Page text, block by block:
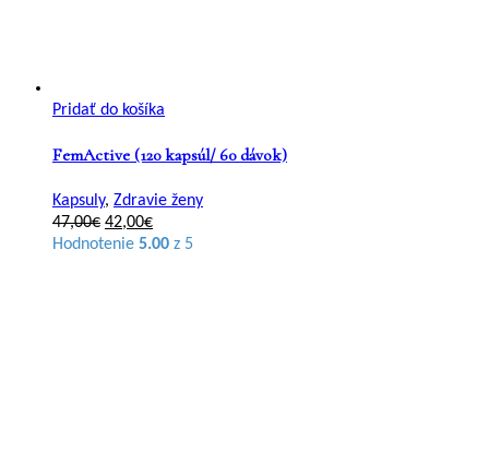
Pridať do košíka
FemActive (120 kapsúl/ 60 dávok)
Kapsuly, Zdravie ženy
47,00€ Pôvodná
cena
42,00€Aktuálna
cena
Hodnotenie 5.00 z 5